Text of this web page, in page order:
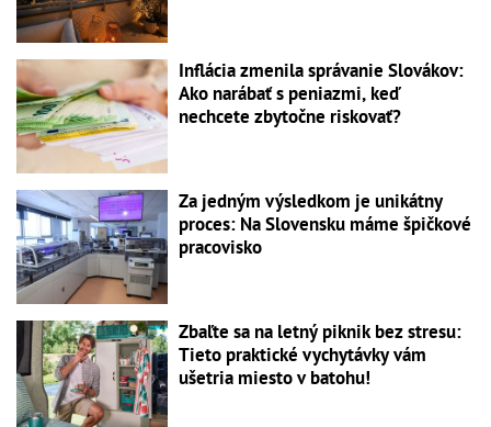
Inflácia zmenila správanie Slovákov:
Ako narábať s peniazmi, keď
nechcete zbytočne riskovať?
Za jedným výsledkom je unikátny
proces: Na Slovensku máme špičkové
pracovisko
Zbaľte sa na letný piknik bez stresu:
Tieto praktické vychytávky vám
ušetria miesto v batohu!